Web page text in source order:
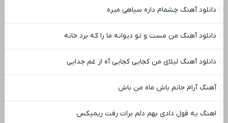
دانلود آهنگ چشمام داره سیاهی میره
دانلود آهنگ من مست و تو دیوانه ما را که برد خانه
دانلود آهنگ لیلای من کجایی کجایی آه از غم جدایی
آهنگ آرام جانم باش ماه من باش
اهنگ یه قول دادی بهم دلم برات رفت ریمیکس